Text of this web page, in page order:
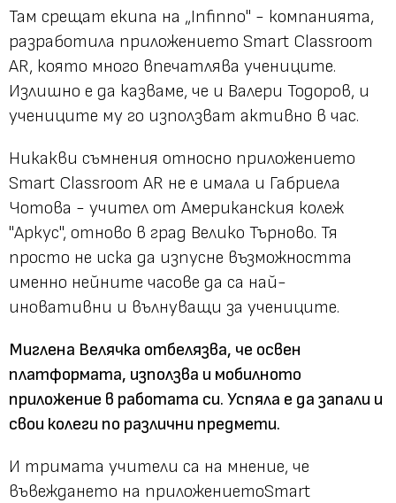
Там срещат екипа на „Infinno" - компанията,
разработила приложението Smart Classroom
AR, която много впечатлява учениците.
Излишно е да казваме, че и Валери Тодоров, и
учениците му го използват активно в час.
Никакви съмнения относно приложението
Smart Classroom AR не е имала и Габриела
Чотова - учител от Американския колеж
"Аркус", отново в град Велико Търново. Тя
просто не иска да изпусне възможността
именно нейните часове да са най-
иновативни и вълнуващи за учениците.
Миглена Велячка отбелязва, че освен
платформата, използва и мобилното
приложение в работата си. Успяла е да запали и
свои колеги по различни предмети.
И тримата учители са на мнение, че
въвеждането на приложениетоSmart